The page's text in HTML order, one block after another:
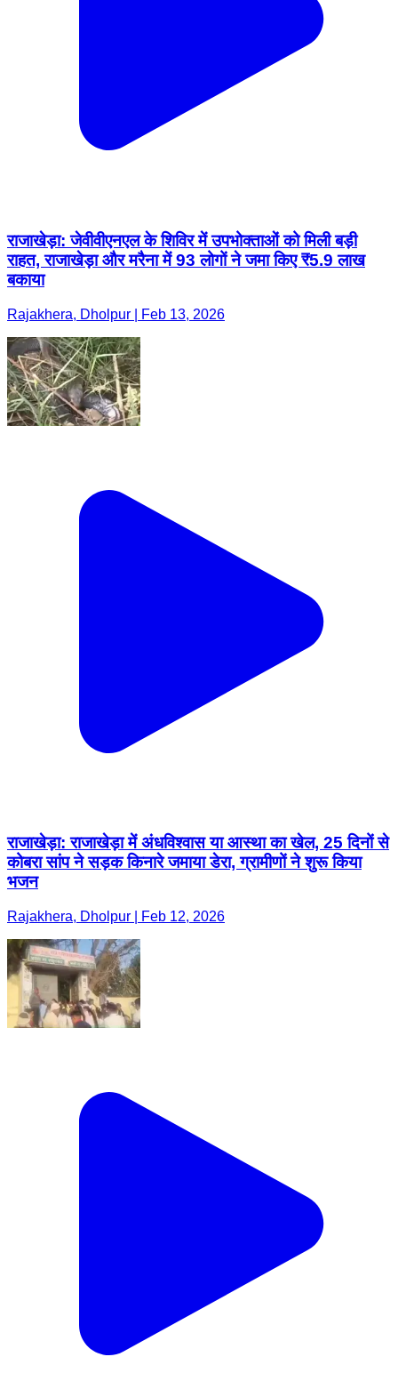
राजाखेड़ा: जेवीवीएनएल के शिविर में उपभोक्ताओं को मिली बड़ी
राहत, राजाखेड़ा और मरैना में 93 लोगों ने जमा किए ₹5.9 लाख
बकाया
Rajakhera, Dholpur | Feb 13, 2026
राजाखेड़ा: राजाखेड़ा में अंधविश्वास या आस्था का खेल, 25 दिनों से
कोबरा सांप ने सड़क किनारे जमाया डेरा, ग्रामीणों ने शुरू किया
भजन
Rajakhera, Dholpur | Feb 12, 2026